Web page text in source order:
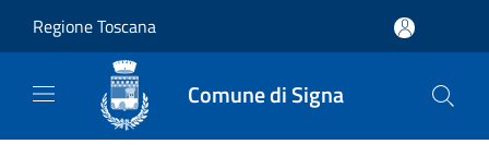
Regione Toscana
Comune di Signa